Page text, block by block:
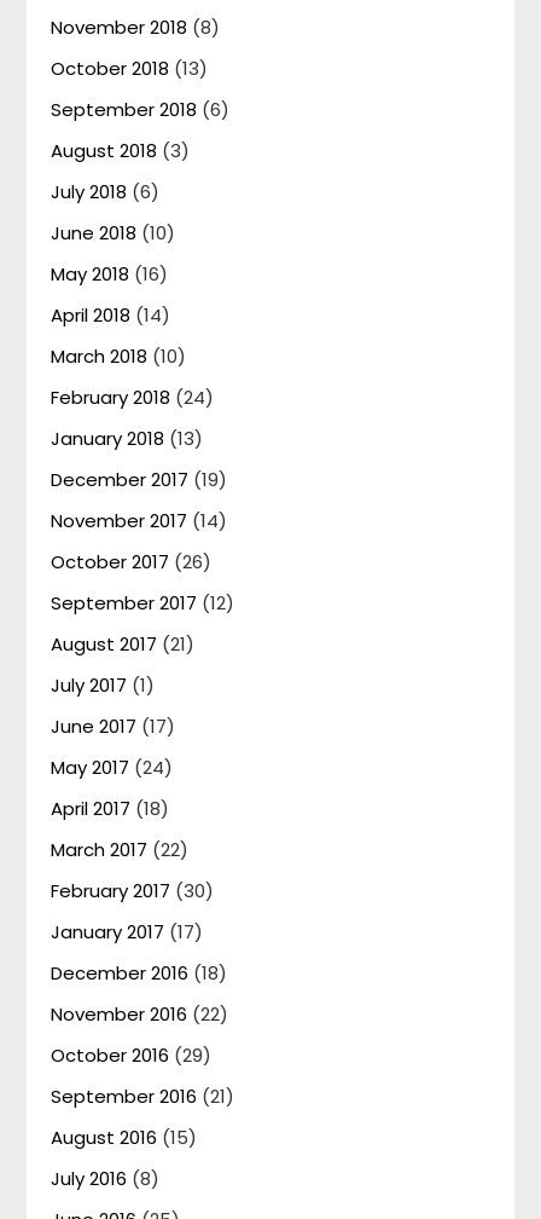
November 2018 (8)
October 2018 (13)
September 2018 (6)
August 2018 (3)
July 2018 (6)
June 2018 (10)
May 2018 (16)
April 2018 (14)
March 2018 (10)
February 2018 (24)
January 2018 (13)
December 2017 (19)
November 2017 (14)
October 2017 (26)
September 2017 (12)
August 2017 (21)
July 2017 (1)
June 2017 (17)
May 2017 (24)
April 2017 (18)
March 2017 (22)
February 2017 (30)
January 2017 (17)
December 2016 (18)
November 2016 (22)
October 2016 (29)
September 2016 (21)
August 2016 (15)
July 2016 (8)